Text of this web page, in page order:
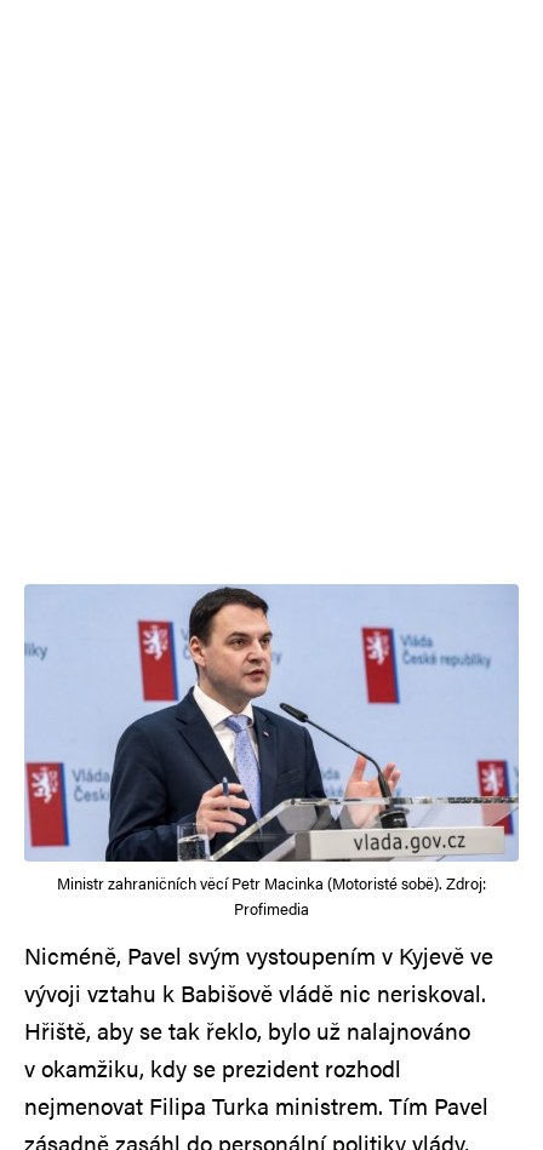
Ministr zahraničních věcí Petr Macinka (Motoristé sobě). Zdroj:
Profimedia
Nicméně, Pavel svým vystoupením v Kyjevě ve
vývoji vztahu k Babišově vládě nic neriskoval.
Hřiště, aby se tak řeklo, bylo už nalajnováno
v okamžiku, kdy se prezident rozhodl
nejmenovat Filipa Turka ministrem. Tím Pavel
zásadně zasáhl do personální politiky vlády,